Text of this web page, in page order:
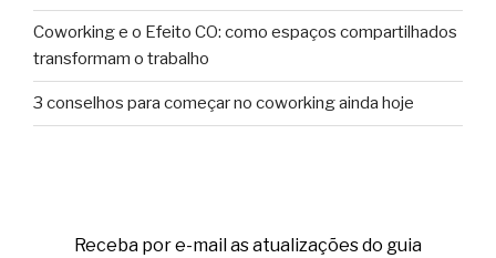
Coworking e o Efeito CO: como espaços compartilhados
transformam o trabalho
3 conselhos para começar no coworking ainda hoje
Receba por e-mail as atualizações do guia